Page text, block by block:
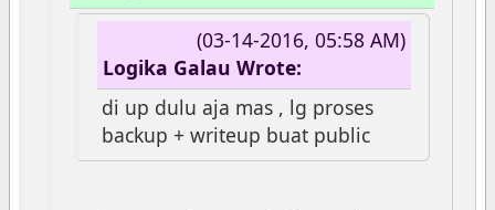
(03-14-2016, 05:58 AM)
Logika Galau Wrote:
di up dulu aja mas , lg proses
backup + writeup buat public